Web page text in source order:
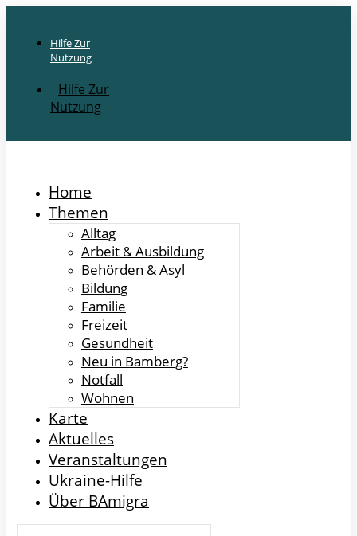
Hilfe Zur
Nutzung
Hilfe Zur
Nutzung
Home
Themen
Alltag
Arbeit & Ausbildung
Behörden & Asyl
Bildung
Familie
Freizeit
Gesundheit
Neu in Bamberg?
Notfall
Wohnen
Karte
Aktuelles
Veranstaltungen
Ukraine-Hilfe
Über BAmigra